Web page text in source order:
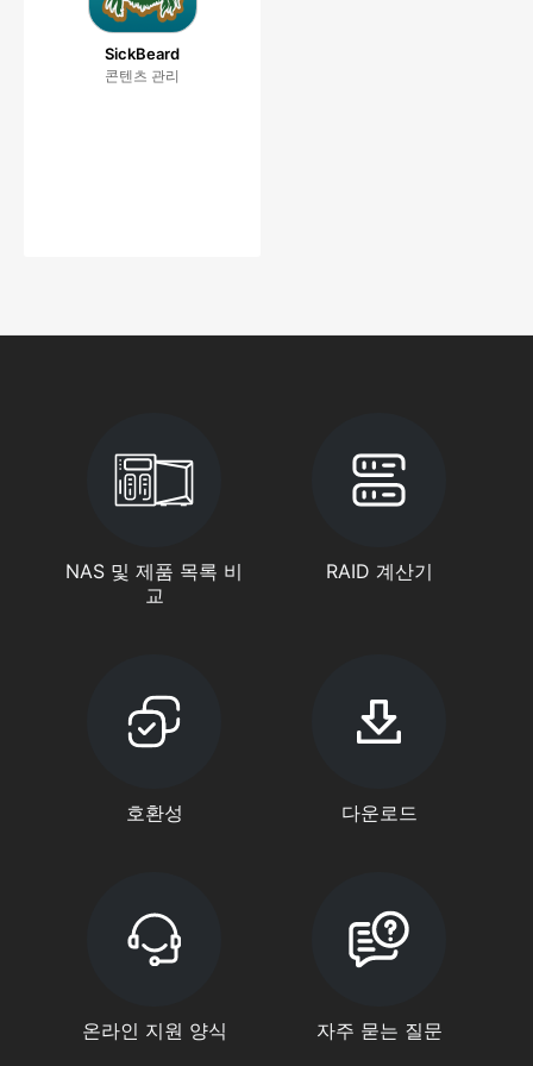
SickBeard
콘텐츠 관리
NAS 및 제품 목록 비
교
RAID 계산기
호환성 다운로드
온라인 지원 양식 자주 묻는 질문